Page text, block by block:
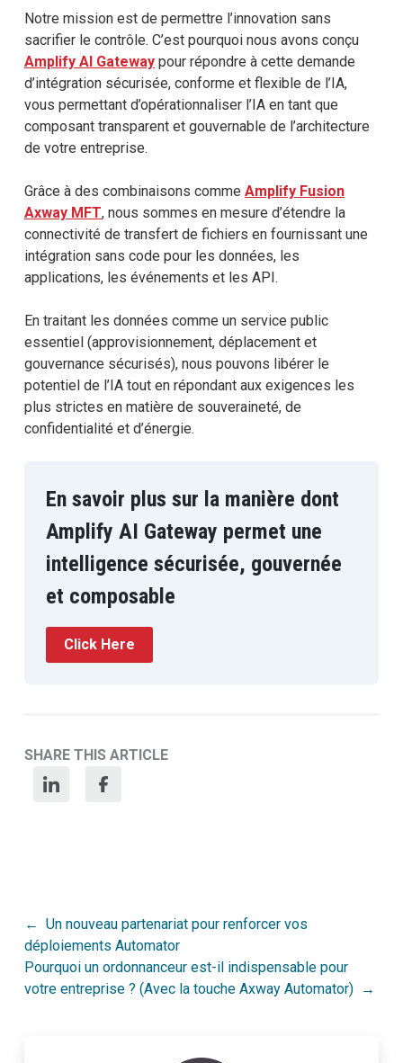
Notre mission est de permettre l’innovation sans
sacrifier le contrôle. C’est pourquoi nous avons conçu
Amplify AI Gatewaypour répondre à cette demande
d’intégration sécurisée, conforme et flexible de l’IA,
vous permettant d’opérationnaliser l’IA en tant que
composant transparent et gouvernable de l’architecture
de votre entreprise.
Grâce à des combinaisons comme Amplify Fusion
Axway MFT, nous sommes en mesure d’étendre la
connectivité de transfert de fichiers en fournissant une
intégration sans code pour les données, les
applications, les événements et les API.
En traitant les données comme un service public
essentiel (approvisionnement, déplacement et
gouvernance sécurisés), nous pouvons libérer le
potentiel de l’IA tout en répondant aux exigences les
plus strictes en matière de souveraineté, de
confidentialité et d’énergie.
En savoir plus sur la manière dont
Amplify AI Gateway permet une
intelligence sécurisée, gouvernée
et composable
Click Here
SHARE THIS ARTICLE
Post
navigation
Un nouveau partenariat pour renforcer vos
déploiements Automator
Pourquoi un ordonnanceur est-il indispensable pour
votre entreprise ? (Avec la touche Axway Automator)